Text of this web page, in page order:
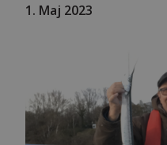
1. Maj 2023